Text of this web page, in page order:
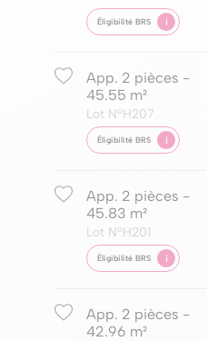
Éligibilité BRS i
App. 2 pièces -
45.55 m²
Lot NºH207
Éligibilité BRS i
App. 2 pièces -
45.83 m²
Lot NºH201
Éligibilité BRS i
App. 2 pièces -
42.96 m²